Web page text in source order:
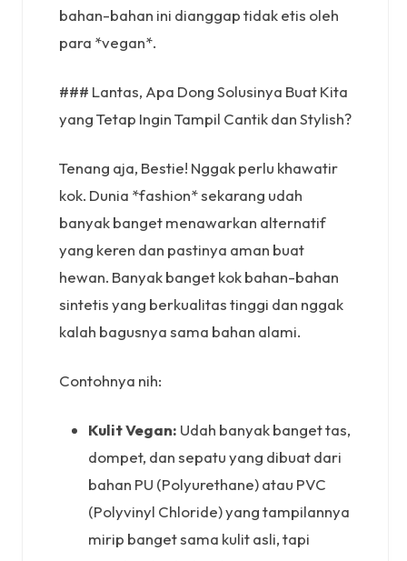
bahan-bahan ini dianggap tidak etis oleh
para *vegan*.
### Lantas, Apa Dong Solusinya Buat Kita
yang Tetap Ingin Tampil Cantik dan Stylish?
Tenang aja, Bestie! Nggak perlu khawatir
kok. Dunia *fashion* sekarang udah
banyak banget menawarkan alternatif
yang keren dan pastinya aman buat
hewan. Banyak banget kok bahan-bahan
sintetis yang berkualitas tinggi dan nggak
kalah bagusnya sama bahan alami.
Contohnya nih:
Kulit Vegan: Udah banyak banget tas,
dompet, dan sepatu yang dibuat dari
bahan PU (Polyurethane) atau PVC
(Polyvinyl Chloride) yang tampilannya
mirip banget sama kulit asli, tapi